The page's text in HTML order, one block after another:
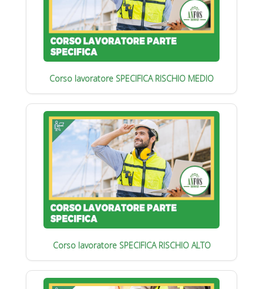
Corso lavoratore SPECIFICA RISCHIO MEDIO
Corso lavoratore SPECIFICA RISCHIO ALTO